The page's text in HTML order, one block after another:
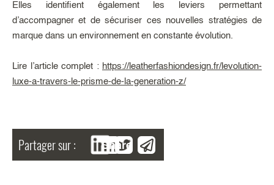
Elles identifient également les leviers permettant
d’accompagner et de sécuriser ces nouvelles stratégies de
marque dans un environnement en constante évolution.
Lire l’article complet : https://leatherfashiondesign.fr/levolution-
luxe-a-travers-le-prisme-de-la-generation-z/
Partager sur : Share